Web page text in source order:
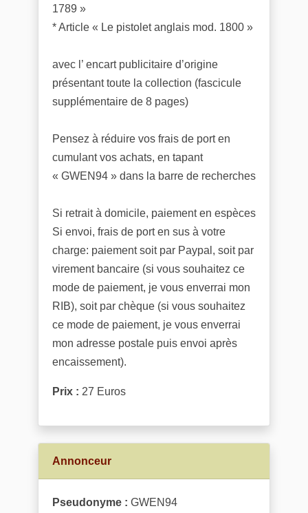
1789 »
* Article « Le pistolet anglais mod. 1800 »
avec l’ encart publicitaire d’origine
présentant toute la collection (fascicule
supplémentaire de 8 pages)
Pensez à réduire vos frais de port en
cumulant vos achats, en tapant
« GWEN94 » dans la barre de recherches
Si retrait à domicile, paiement en espèces
Si envoi, frais de port en sus à votre
charge: paiement soit par Paypal, soit par
virement bancaire (si vous souhaitez ce
mode de paiement, je vous enverrai mon
RIB), soit par chèque (si vous souhaitez
ce mode de paiement, je vous enverrai
mon adresse postale puis envoi après
encaissement).
Prix : 27 Euros
Annonceur
Pseudonyme : GWEN94